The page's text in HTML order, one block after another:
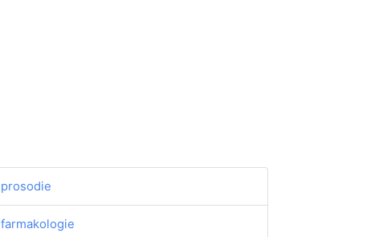
prosodie
farmakologie